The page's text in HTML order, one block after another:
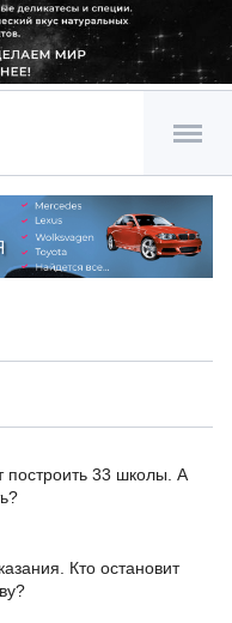
построить 33 школы. А
Кто остановит